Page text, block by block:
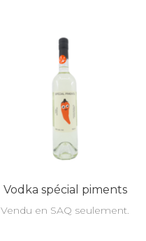
Vodka spécial piments
Vendu en SAQ seulement.